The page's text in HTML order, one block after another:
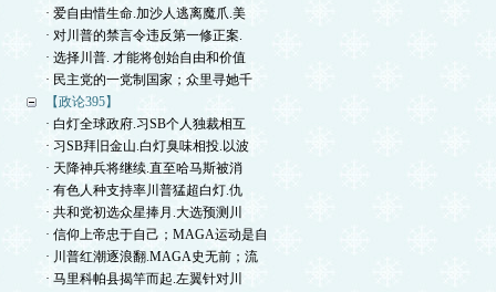
· 爱自由惜生命.加沙人逃离魔爪.美
· 对川普的禁言令违反第一修正案.
· 选择川普. 才能将创始自由和价值
· 民主党的一党制国家；众里寻她千
【政论395】
· 白灯全球政府.习SB个人独裁相互
· 习SB拜旧金山.白灯臭味相投.以波
· 天降神兵将继续.直至哈马斯被消
· 有色人种支持率川普猛超白灯.仇
· 共和党初选众星捧月.大选预测川
· 信仰上帝忠于自己；MAGA运动是自
· 川普红潮逐浪翻.MAGA史无前；流
· 马里科帕县揭竿而起.左翼针对川